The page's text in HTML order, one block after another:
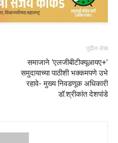
पुढील लेख
समाजाने ‘एलजीबीटीक्यूआयए+’
समुदायाच्या पाठीशी भक्कमपणे उभे
रहावे- मुख्य निवडणूक अधिकारी
डॉ.श्रीकांत देशपांडे